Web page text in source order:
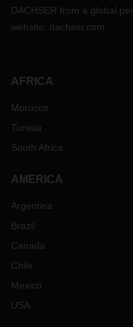
DACHSER from a global
website: dachser.com
AFRICA
Morocco
Tunisia
South Africa
AMERICA
Argentina
Brazil
Canada
Chile
Mexico
USA